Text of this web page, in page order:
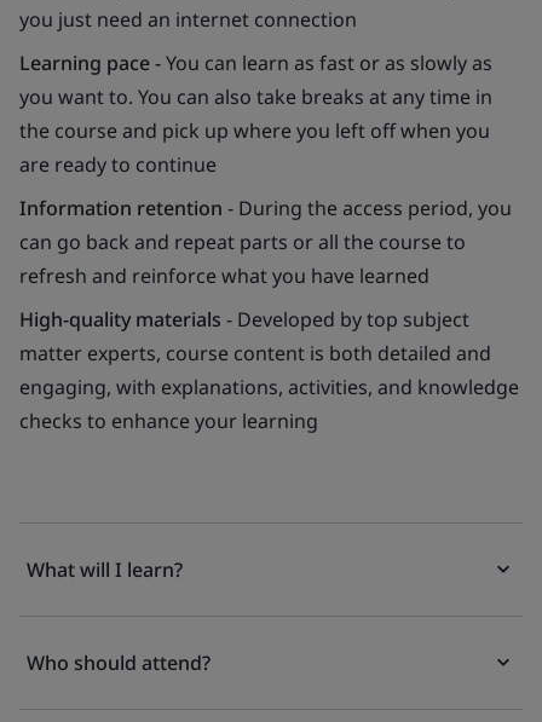
you just need an internet connection
Learning pace-You can learn as fast or as slowly as
you want to. You can also take breaks at any time in
the course and pick up where you left off when you
are ready to continue
Information retention - During the access period, you
can go back and repeat parts or all the course to
refresh and reinforce what you have learned
High-quality materials - Developed by top subject
matter experts, course content is both detailed and
engaging, with explanations, activities, and knowledge
checks to enhance your learning
What will I learn?
Who should attend?